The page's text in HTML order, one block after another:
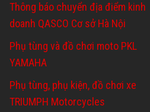
Thông báo chuyển địa điểm kinh
doanh QASCO Cơ sở Hà Nội
Phụ tùng và đồ chơi moto PKL
YAMAHA
Phụ tùng, phụ kiện, đồ chơi xe
TRIUMPH Motorcycles